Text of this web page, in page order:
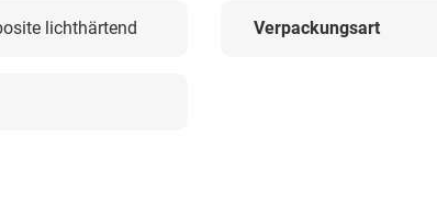
lichthärtend Verpackungsart